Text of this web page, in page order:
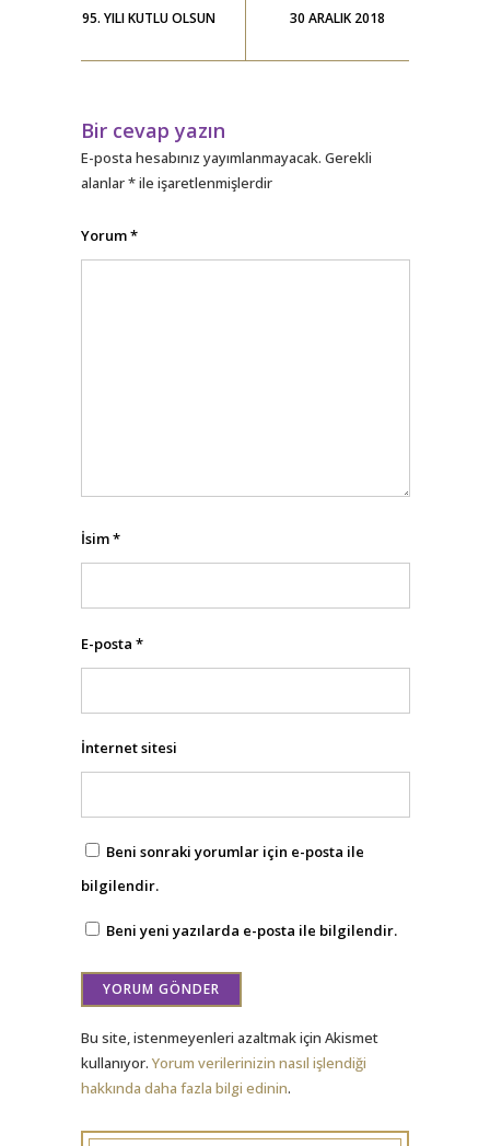
95. YILI KUTLU OLSUN
30 ARALIK 2018
Bir cevap yazın
E-posta hesabınız yayımlanmayacak. Gerekli
alanlar*ile işaretlenmişlerdir
Yorum*
İsim*
E-posta *
İnternet sitesi
Beni sonraki yorumlar için e-posta ile
bilgilendir.
Beni yeni yazılarda e-posta ile bilgilendir.
Bu site, istenmeyenleri azaltmak için Akismet
kullanıyor. Yorum verilerinizin nasıl işlendiği
hakkında daha fazla bilgi edinin.